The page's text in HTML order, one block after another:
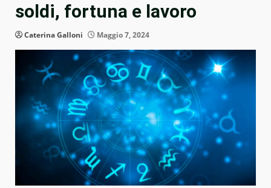
soldi, fortuna e lavoro
Caterina Galloni Maggio 7, 2024